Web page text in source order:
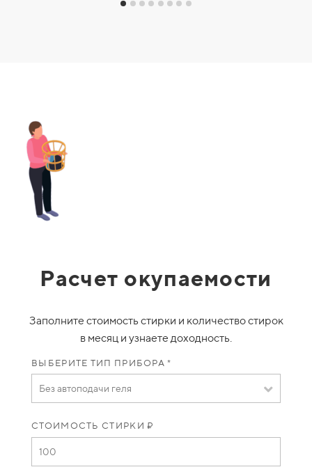
Расчет окупаемости
Заполните стоимость стирки и количество стирок
в месяц и узнаете доходность.
ВЫБЕРИТЕ ТИП ПРИБОРА *
Без автоподачи геля
СТОИМОСТЬ СТИРКИ ₽